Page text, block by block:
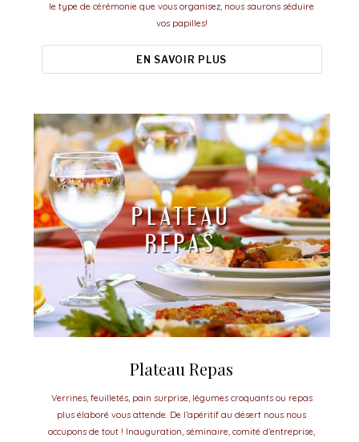
le type de cérémonie que vous organisez, nous saurons séduire
vos papilles!
EN SAVOIR PLUS
Plateau Repas
Verrines, feuilletés, pain surprise, légumes croquants ou repas
plus élaboré vous attende. De l’apéritif au désert nous nous
occupons de tout ! Inauguration, séminaire, comité d’entreprise,